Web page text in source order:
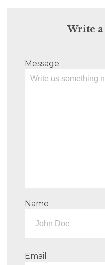
Write
Message
Name
Email